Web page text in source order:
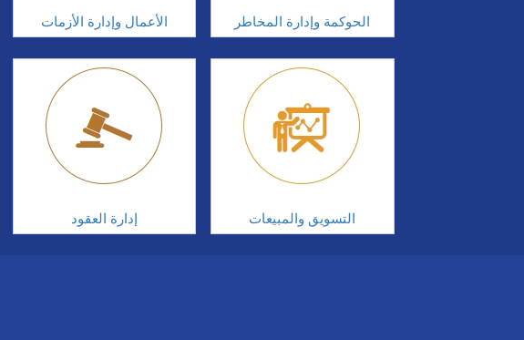
الأعمال وإدارة الأزمات الحوكمة وإدارة المخاطر
إدارة العقود التسويق والمبيعات